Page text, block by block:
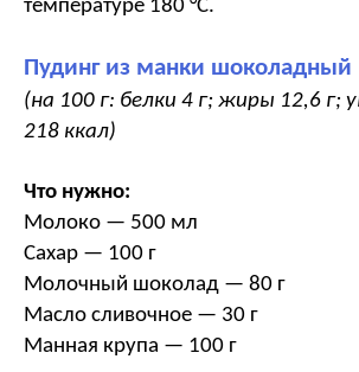
температуре 180 °С.
Пудинг из манки шоколадный
(на 100 г: белки 4 г; жиры 12,6 г;
218 ккал)
Что нужно:
Молоко — 500 мл
Сахар — 100 г
Молочный шоколад — 80 г
Масло сливочное — 30 г
Манная крупа — 100 г